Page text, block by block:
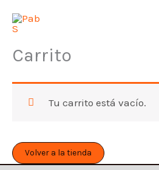
Carrito
Tu carrito está vacío.
Volver a la tienda